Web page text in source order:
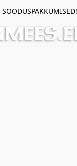
SOODUSPAKKUMISED!